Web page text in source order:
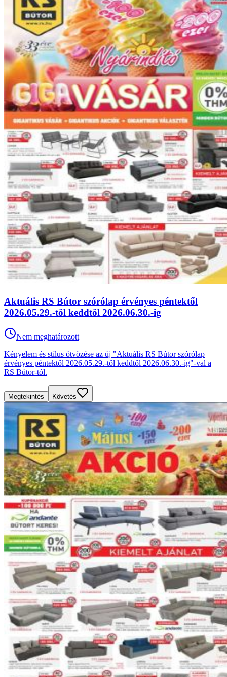
Aktuális RS Bútor szórólap érvényes péntektől
2026.05.29.-től keddtől 2026.06.30.-ig
Nem meghatározott
Kényelem és stílus ötvözése az új "Aktuális RS Bútor szórólap
érvényes péntektől 2026.05.29.-től keddtől 2026.06.30.-ig"-val a
RS Bútor-tól.
Megtekintés Követés